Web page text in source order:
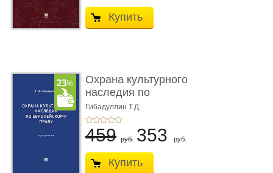
Купить
Охрана культурного
наследия по
европейскому п ...
Гибадуллин Т.Д.
459 руб. 353 руб.
Купить